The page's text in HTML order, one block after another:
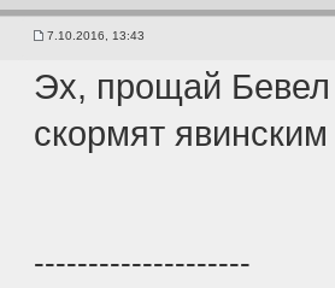
7.10.2016, 13:43
Эх, прощай Бевел
скормят
--------------------